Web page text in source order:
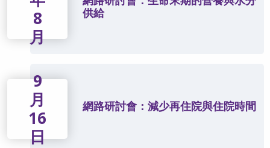
8
月
供給
9
月
16
日
網路研討會：減少再住院與住院時間